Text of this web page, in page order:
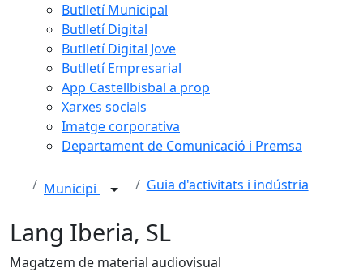
Butlletí Municipal
Butlletí Digital
Butlletí Digital Jove
Butlletí Empresarial
App Castellbisbal a prop
Xarxes socials
Imatge corporativa
Departament de Comunicació i Premsa
Municipi Guia d'activitats i indústria
Lang Iberia, SL
Magatzem de material audiovisual